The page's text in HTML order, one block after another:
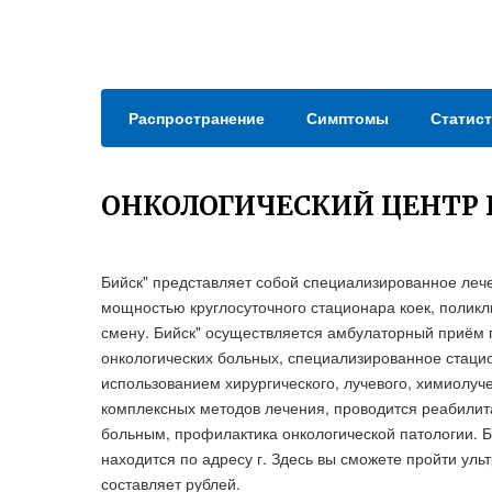
Распространение Симптомы
ОНКОЛОГИЧЕСКИЙ ЦЕНТР
Бийск" представляет собой специализированное
мощностью круглосуточного стационара коек,
смену. Бийск" осуществляется амбулаторный
онкологических больных, специализированное
использованием хирургического, лучевого,
комплексных методов лечения, проводится
больным, профилактика онкологической патологии.
находится по адресу г. Здесь вы сможете пройти
составляет рублей.